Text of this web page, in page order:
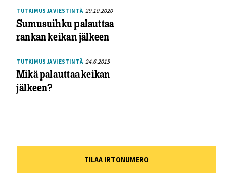
TUTKIMUS JA VIESTINTÄ 29.10.2020
Sumusuihku palauttaa
rankan keikan jälkeen
TUTKIMUS JA VIESTINTÄ 24.6.2015
Mikä palauttaa keikan
jälkeen?
TILAA IRTONUMERO